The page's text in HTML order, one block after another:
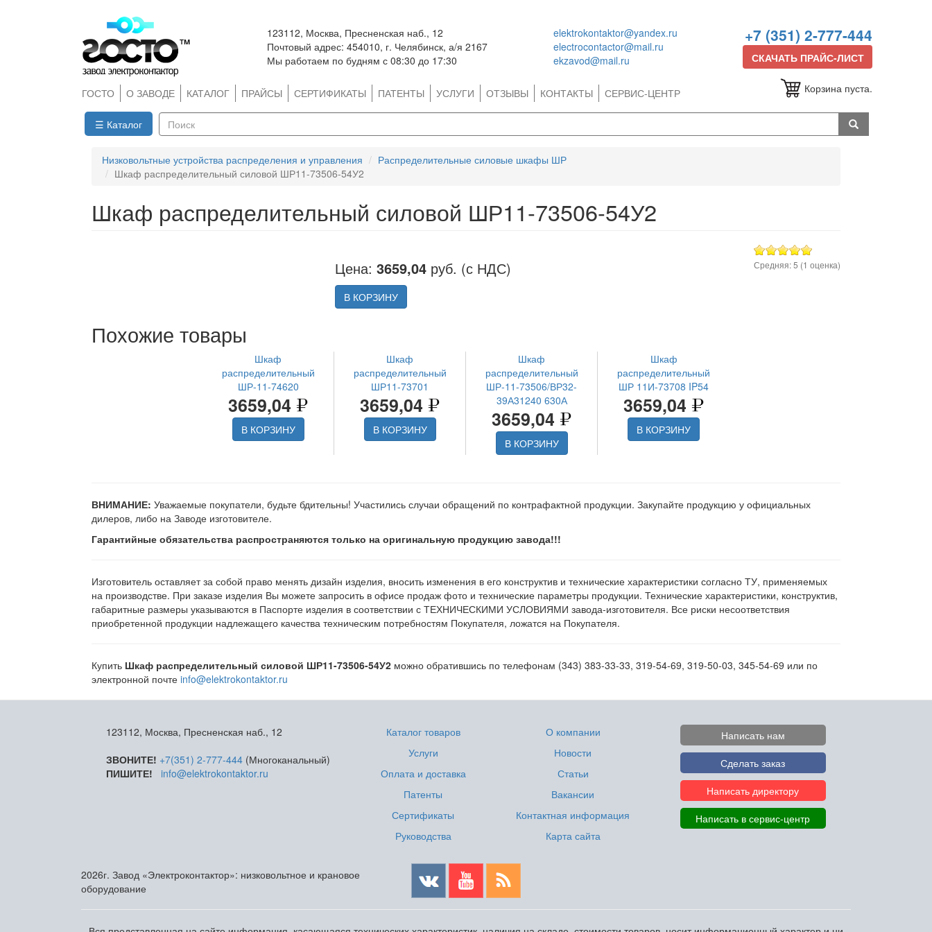
123112, Москва, Пресненская наб., 12
Почтовый адрес: 454010, г. Челябинск, а/я 2167
Мы работаем по будням с 08:30 до 17:30
elektrokontaktor@yandex.ru
electrocontactor@mail.ru
ekzavod@mail.ru
+7 (351) 2-777-444
СКАЧАТЬ ПРАЙС-ЛИСТ
ГОСТО О ЗАВОДЕ КАТАЛОГ ПРАЙСЫ СЕРТИФИКАТЫ ПАТЕНТЫ УСЛУГИ ОТЗЫВЫ КОНТАКТЫ СЕРВИС-ЦЕНТР Корзина пуста.
☰ Каталог
Низковольтные устройства распределения и управления
Распределительные силовые шкафы ШР
Шкаф распределительный силовой ШР11-73506-54У2
Шкаф распределительный силовой ШР11-73506-54У2
Цена: 3659,04руб. (с НДС)
В КОРЗИНУ
Средняя:5 (1 оценка)
Похожие товары
Шкаф
распределительный
ШР-11-74620
3659,04
В КОРЗИНУ
Шкаф
распределительный
ШР11-73701
3659,04
В КОРЗИНУ
Шкаф
распределительный
ШР-11-73506/ВР32-
39А31240 630А
3659,04
В КОРЗИНУ
Шкаф
распределительный
ШР 11И-73708 IP54
3659,04
В КОРЗИНУ
ВНИМАНИЕ: Уважаемые покупатели, будьте бдительны! Участились случаи обращений по контрафактной продукции. Закупайте продукцию у официальных
дилеров, либо на Заводе изготовителе.
Гарантийные обязательства распространяются только на оригинальную продукцию завода!!!
Изготовитель оставляет за собой право менять дизайн изделия, вносить изменения в его конструктив и технические характеристики согласно ТУ, применяемых
на производстве. При заказе изделия Вы можете запросить в офисе продаж фото и технические параметры продукции. Технические характеристики, конструктив,
габаритные размеры указываются в Паспорте изделия в соответствии с ТЕХНИЧЕСКИМИ УСЛОВИЯМИ завода-изготовителя. Все риски несоответствия
приобретенной продукции надлежащего качества техническим потребностям Покупателя, ложатся на Покупателя.
Купить Шкаф распределительный силовой ШР11-73506-54У2 можно обратившись по телефонам (343) 383-33-33, 319-54-69, 319-50-03, 345-54-69 или по
электронной почте info@elektrokontaktor.ru
123112, Москва, Пресненская наб., 12
ЗВОНИТЕ! +7(351) 2-777-444 (Многоканальный)
ПИШИТЕ!
info@elektrokontaktor.ru
Каталог товаров
Услуги
Оплата и доставка
Патенты
Сертификаты
Руководства
О компании
Новости
Статьи
Вакансии
Контактная информация
Карта сайта
Написать нам
Сделать заказ
Написать директору
Написать в сервис-центр
2026г. Завод «Электроконтактор»: низковольтное и крановое
оборудование